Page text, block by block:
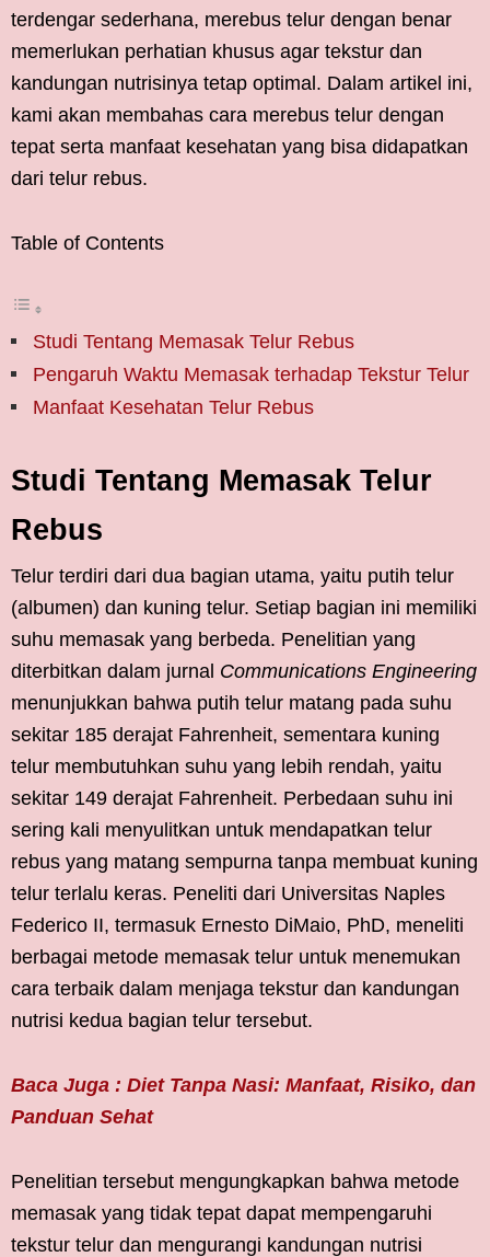
terdengar sederhana, merebus telur dengan benar
memerlukan perhatian khusus agar tekstur dan
kandungan nutrisinya tetap optimal. Dalam artikel ini,
kami akan membahas cara merebus telur dengan
tepat serta manfaat kesehatan yang bisa didapatkan
dari telur rebus.
Table of Contents
Studi Tentang Memasak Telur Rebus
Pengaruh Waktu Memasak terhadap Tekstur Telur
Manfaat Kesehatan Telur Rebus
Studi Tentang Memasak Telur
Rebus
Telur terdiri dari dua bagian utama, yaitu putih telur
(albumen) dan kuning telur. Setiap bagian ini memiliki
suhu memasak yang berbeda. Penelitian yang
diterbitkan dalam jurnal Communications Engineering
menunjukkan bahwa putih telur matang pada suhu
sekitar 185 derajat Fahrenheit, sementara kuning
telur membutuhkan suhu yang lebih rendah, yaitu
sekitar 149 derajat Fahrenheit. Perbedaan suhu ini
sering kali menyulitkan untuk mendapatkan telur
rebus yang matang sempurna tanpa membuat kuning
telur terlalu keras. Peneliti dari Universitas Naples
Federico II, termasuk Ernesto DiMaio, PhD, meneliti
berbagai metode memasak telur untuk menemukan
cara terbaik dalam menjaga tekstur dan kandungan
nutrisi kedua bagian telur tersebut.
Baca Juga : Diet Tanpa Nasi: Manfaat, Risiko, dan
Panduan Sehat
Penelitian tersebut mengungkapkan bahwa metode
memasak yang tidak tepat dapat mempengaruhi
tekstur telur dan mengurangi kandungan nutrisi